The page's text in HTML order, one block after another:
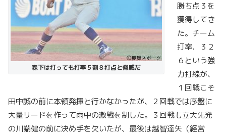
森下は打っても打率５割８打点と脅威だ
勝ち点３を
獲得してき
た。チーム
打率．３２
６という強
力打線が、
１回戦こそ
田中誠の前に本領発揮と行かなかったが、２回戦では序盤に
大量リードを作って雨中の激戦を制した。３回戦も立大先発
の川端健の前に決め手を欠いたが、最後は越智達矢（経営